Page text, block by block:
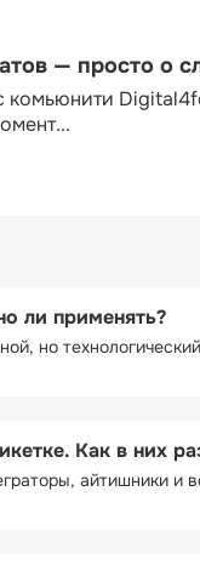
— просто о
комьюнити
ли применять?
но
Как в них
айтишники и